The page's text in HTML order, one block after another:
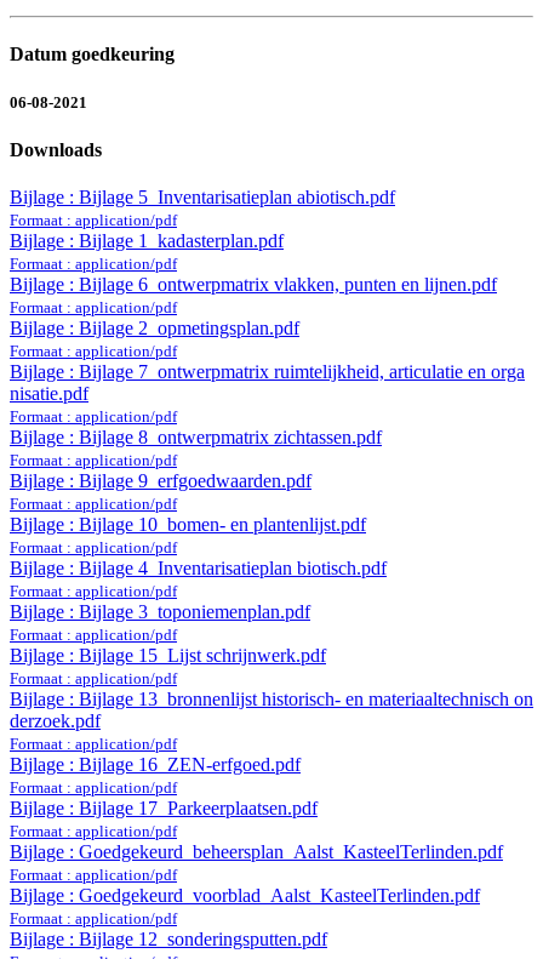
Datum goedkeuring
06-08-2021
Downloads
Bijlage : Bijlage 5_Inventarisatieplan abiotisch.pdf
Formaat : application/pdf
Bijlage : Bijlage 1_kadasterplan.pdf
Formaat : application/pdf
Bijlage : Bijlage 6_ontwerpmatrix vlakken, punten en lijnen.pdf
Formaat : application/pdf
Bijlage : Bijlage 2_opmetingsplan.pdf
Formaat : application/pdf
Bijlage : Bijlage 7_ontwerpmatrix ruimtelijkheid, articulatie en orga
nisatie.pdf
Formaat : application/pdf
Bijlage : Bijlage 8_ontwerpmatrix zichtassen.pdf
Formaat : application/pdf
Bijlage : Bijlage 9_erfgoedwaarden.pdf
Formaat : application/pdf
Bijlage : Bijlage 10_bomen- en plantenlijst.pdf
Formaat : application/pdf
Bijlage : Bijlage 4_Inventarisatieplan biotisch.pdf
Formaat : application/pdf
Bijlage : Bijlage 3_toponiemenplan.pdf
Formaat : application/pdf
Bijlage : Bijlage 15_Lijst schrijnwerk.pdf
Formaat : application/pdf
Bijlage : Bijlage 13_bronnenlijst historisch- en materiaaltechnisch on
derzoek.pdf
Formaat : application/pdf
Bijlage : Bijlage 16_ZEN-erfgoed.pdf
Formaat : application/pdf
Bijlage : Bijlage 17_Parkeerplaatsen.pdf
Formaat : application/pdf
Bijlage : Goedgekeurd_beheersplan_Aalst_KasteelTerlinden.pdf
Formaat : application/pdf
Bijlage : Goedgekeurd_voorblad_Aalst_KasteelTerlinden.pdf
Formaat : application/pdf
Bijlage : Bijlage 12_sonderingsputten.pdf